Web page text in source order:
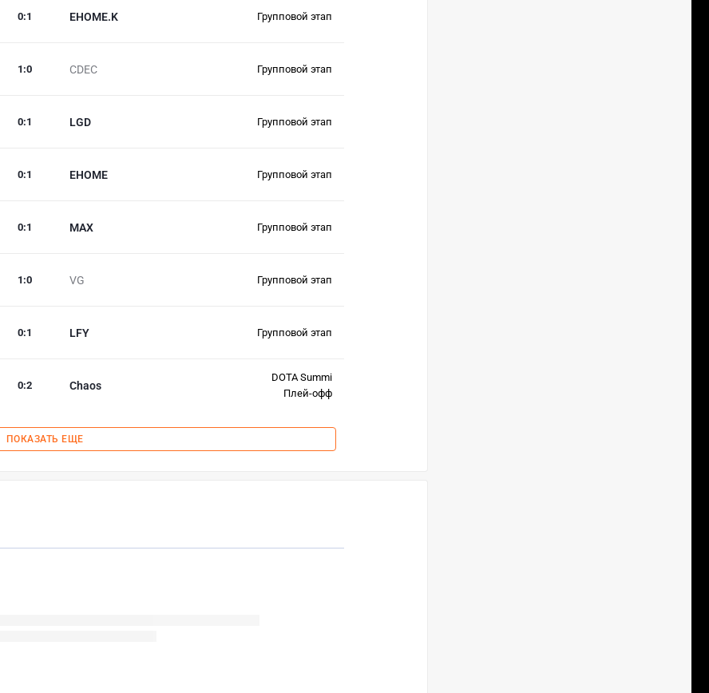
EHOME.K
0:1 Групповой этап
CDEC
1 :0 Групповой этап
LGD
0:1 Групповой этап
EHOME
0:1 Групповой этап
MAX
0:1 Групповой этап
VG
1 :0 Групповой этап
LFY
0:1 Групповой этап
Chaos
0:2
DOTA Summi
Плей-офф
ПОКАЗАТЬ ЕЩЕ